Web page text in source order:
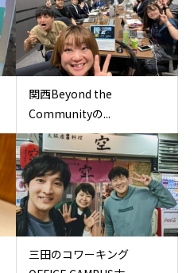
関西Beyond the
Communityの...
三田のコワーキング